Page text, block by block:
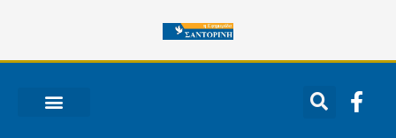
περιεχόμενο
F
a